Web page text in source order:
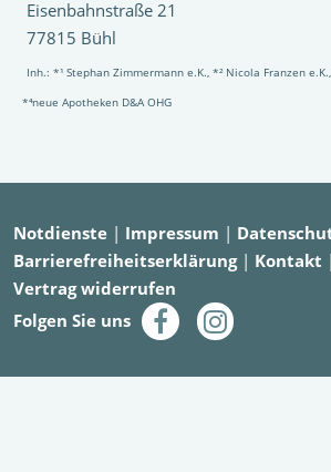
Eisenbahnstraße 21
77815 Bühl
Inh.: *¹ Stephan Zimmermann e.K., *² Nicola Franzen
*⁴neue Apotheken D&A OHG
Notdienste | Impressum |
Barrierefreiheitserklärung| Kontakt |
Vertrag widerrufen
Folgen Sie uns